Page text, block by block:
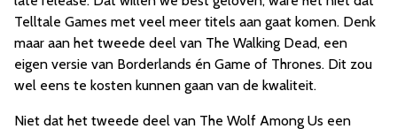
Telltale Games met veel meer titels aan gaat komen. Denk
maar aan het tweede deel van The Walking Dead, een
eigen versie van Borderlands én Game of Thrones. Dit zou
wel eens te kosten kunnen gaan van de kwaliteit.
Niet dat het tweede deel van The Wolf Among Us een